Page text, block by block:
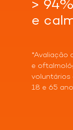
Acessar
Loja
>
e
*Avaliação
e
voluntários
18 e 65